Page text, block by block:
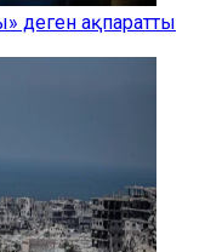
деген ақпаратты